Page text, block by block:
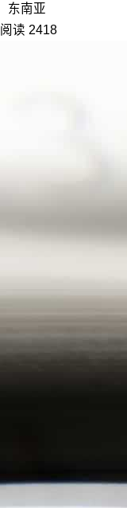
东南亚
阅读 2418